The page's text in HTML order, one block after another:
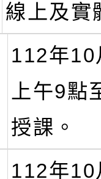
線上及實
112年
上午9
授課。
112年